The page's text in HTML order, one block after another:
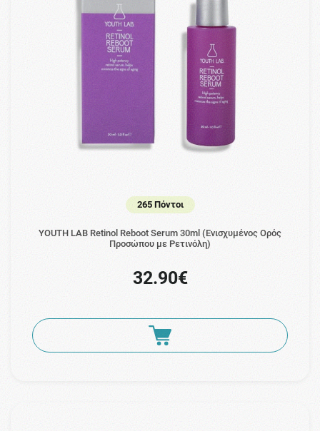
265 Πόντοι
YOUTH LAB Retinol Reboot Serum 30ml (Ενισχυμένος Oρός
Προσώπου με Ρετινόλη)
32.90€